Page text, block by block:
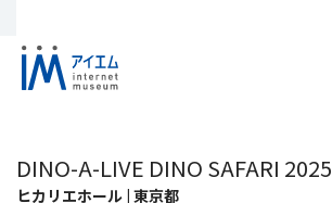
DINO-A-LIVE DINO SAFARI 2025
ヒカリエホール | 東京都